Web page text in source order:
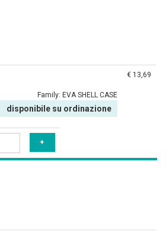
Family: EVA SHELL CASE
disponibile su ordinazione
€ 13,69